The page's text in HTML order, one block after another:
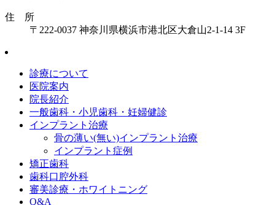
住 所
〒222-0037 神奈川県横浜市港北区大倉山2-1-14 3F
診療について
医院案内
院長紹介
一般歯科・小児歯科・妊婦健診
インプラント治療
骨の薄い(無い)インプラント治療
インプラント症例
矯正歯科
歯科口腔外科
審美診療・ホワイトニング
Q&A